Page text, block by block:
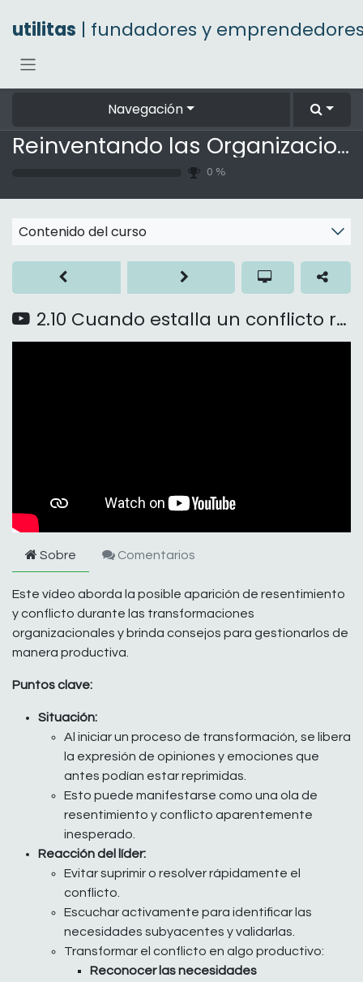
utilitas | fundadores y
Navegación
Reinventando las Organizaciones
0 %
Contenido del curso
2.10 Cuando estalla un conflicto reprimido
Sobre Comentarios
Este vídeo aborda la posible aparición de resentimiento
y conflicto durante las transformaciones
organizacionales y brinda consejos para gestionarlos de
manera productiva.
Puntos clave:
Situación:
Al iniciar un proceso de transformación, se libera
la expresión de opiniones y emociones que
antes podían estar reprimidas.
Esto puede manifestarse como una ola de
resentimiento y conflicto aparentemente
inesperado.
Reacción del líder:
Evitar suprimir o resolver rápidamente el
conflicto.
Escuchar activamente para identificar las
necesidades subyacentes y validarlas.
Transformar el conflicto en algo productivo:
Reconocer las necesidades